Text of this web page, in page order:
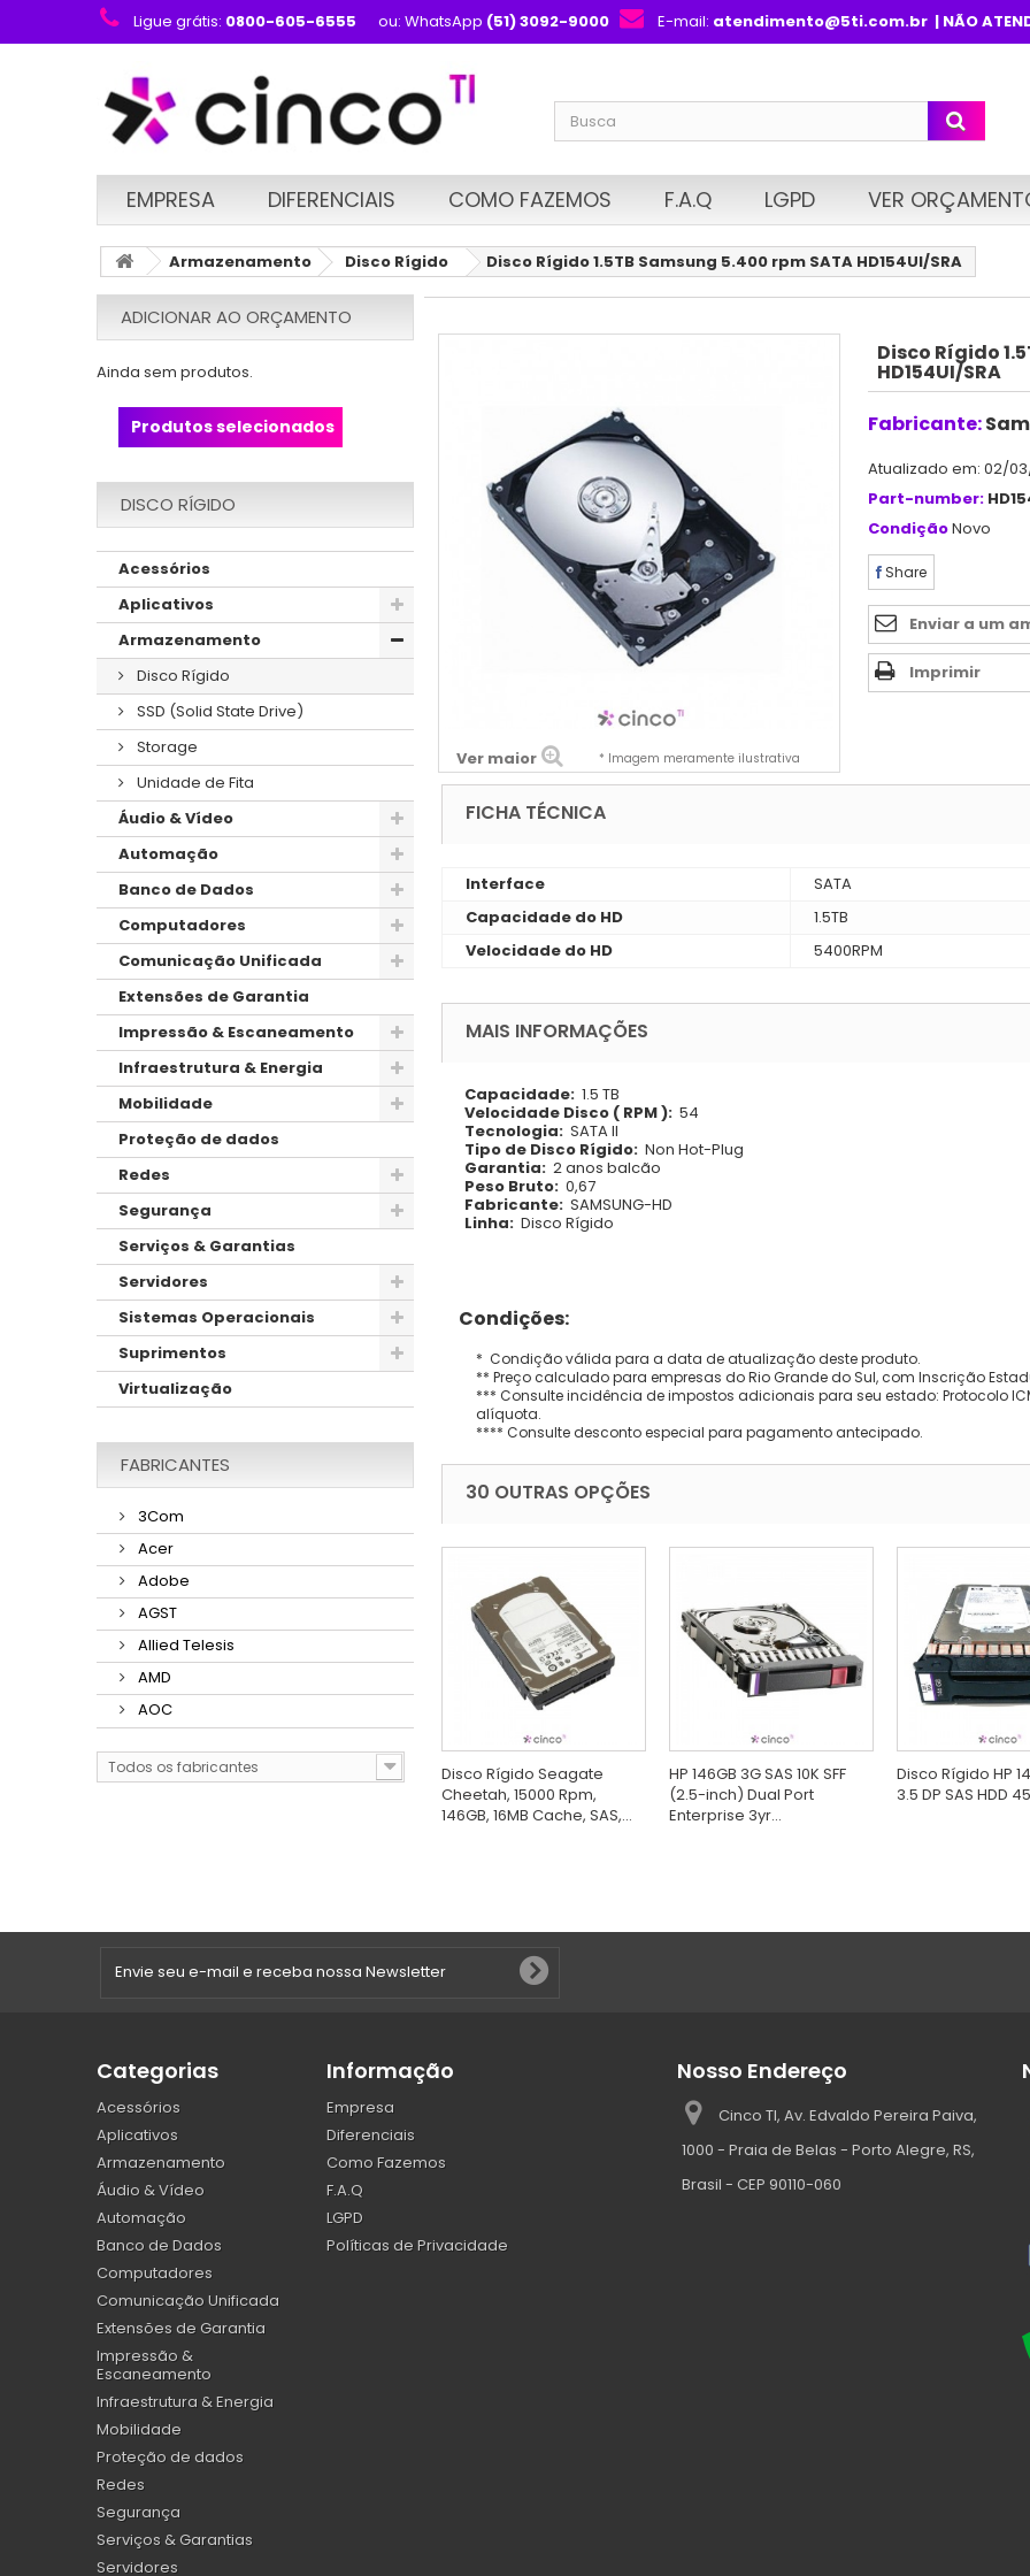
Ligue grátis: 0800-605-6555 ou: WhatsApp (51) 3092-9000 E-mail: atendimento@5ti.com.br| NÃO
EMPRESA DIFERENCIAIS COMO FAZEMOS F.A.Q LGPD VER
Armazenamento Disco Rígido Disco Rígido 1.5TB Samsung 5.400 rpm SATA HD154UI/SRA
ADICIONAR AO ORÇAMENTO
Ainda sem produtos.
Produtos selecionados
DISCO RÍGIDO
Acessórios
Aplicativos
Armazenamento
Disco Rígido
SSD (Solid State Drive)
Storage
Unidade de Fita
Áudio & Vídeo
Automação
Banco de Dados
Computadores
Comunicação Unificada
Extensões de Garantia
Impressão & Escaneamento
Infraestrutura & Energia
Mobilidade
Proteção de dados
Redes
Segurança
Serviços & Garantias
Servidores
Sistemas Operacionais
Suprimentos
Virtualização
FABRICANTES
3Com
Acer
Adobe
AGST
Allied Telesis
AMD
AOC
Todos os fabricantes
Ver maior * Imagem meramente ilustrativa
Disco Rígido
HD154UI/SRA
Fabricante:
Atualizado em: 02/
Part-number:
CondiçãoNovo
Share
Enviar a um
Imprimir
FICHA TÉCNICA
Interface
SATA
Capacidade do HD
1.5TB
Velocidade do HD
5400RPM
MAIS INFORMAÇÕES
Capacidade: 1.5 TB
Velocidade Disco ( RPM ): 54
Tecnologia: SATA II
Tipo de Disco Rígido: Non Hot-Plug
Garantia: 2 anos balcão
Peso Bruto: 0,67
Fabricante: SAMSUNG-HD
Linha: Disco Rígido
Condições:
* Condição válida para a data de atualização deste produto.
** Preço calculado para empresas do Rio Grande do Sul, com Inscrição
*** Consulte incidência de impostos adicionais para seu estado: Protocolo
alíquota.
**** Consulte desconto especial para pagamento antecipado.
30 OUTRAS OPÇÕES
Disco Rígido Seagate
Cheetah, 15000 Rpm,
146GB, 16MB Cache, SAS,...
HP 146GB 3G SAS 10K SFF
(2.5-inch) Dual Port
Enterprise 3yr...
Disco Rígido HP
3.5 DP SAS HDD
Categorias
Acessórios
Aplicativos
Armazenamento
Áudio & Vídeo
Automação
Banco de Dados
Computadores
Comunicação Unificada
Extensões de Garantia
Impressão &
Escaneamento
Infraestrutura & Energia
Mobilidade
Proteção de dados
Redes
Segurança
Serviços & Garantias
Servidores
Informação
Empresa
Diferenciais
Como Fazemos
F.A.Q
LGPD
Políticas de Privacidade
Nosso Endereço
Cinco TI, Av. Edvaldo Pereira Paiva,
1000 - Praia de Belas - Porto Alegre, RS,
Brasil - CEP 90110-060